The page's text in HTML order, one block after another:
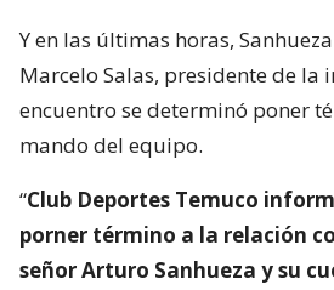
Y en las últimas horas,
Marcelo Salas, presidente de la
encuentro se determinó poner
mando del equipo.
“Club Deportes Temuco
porner término a la relación
señor Arturo Sanhueza y su